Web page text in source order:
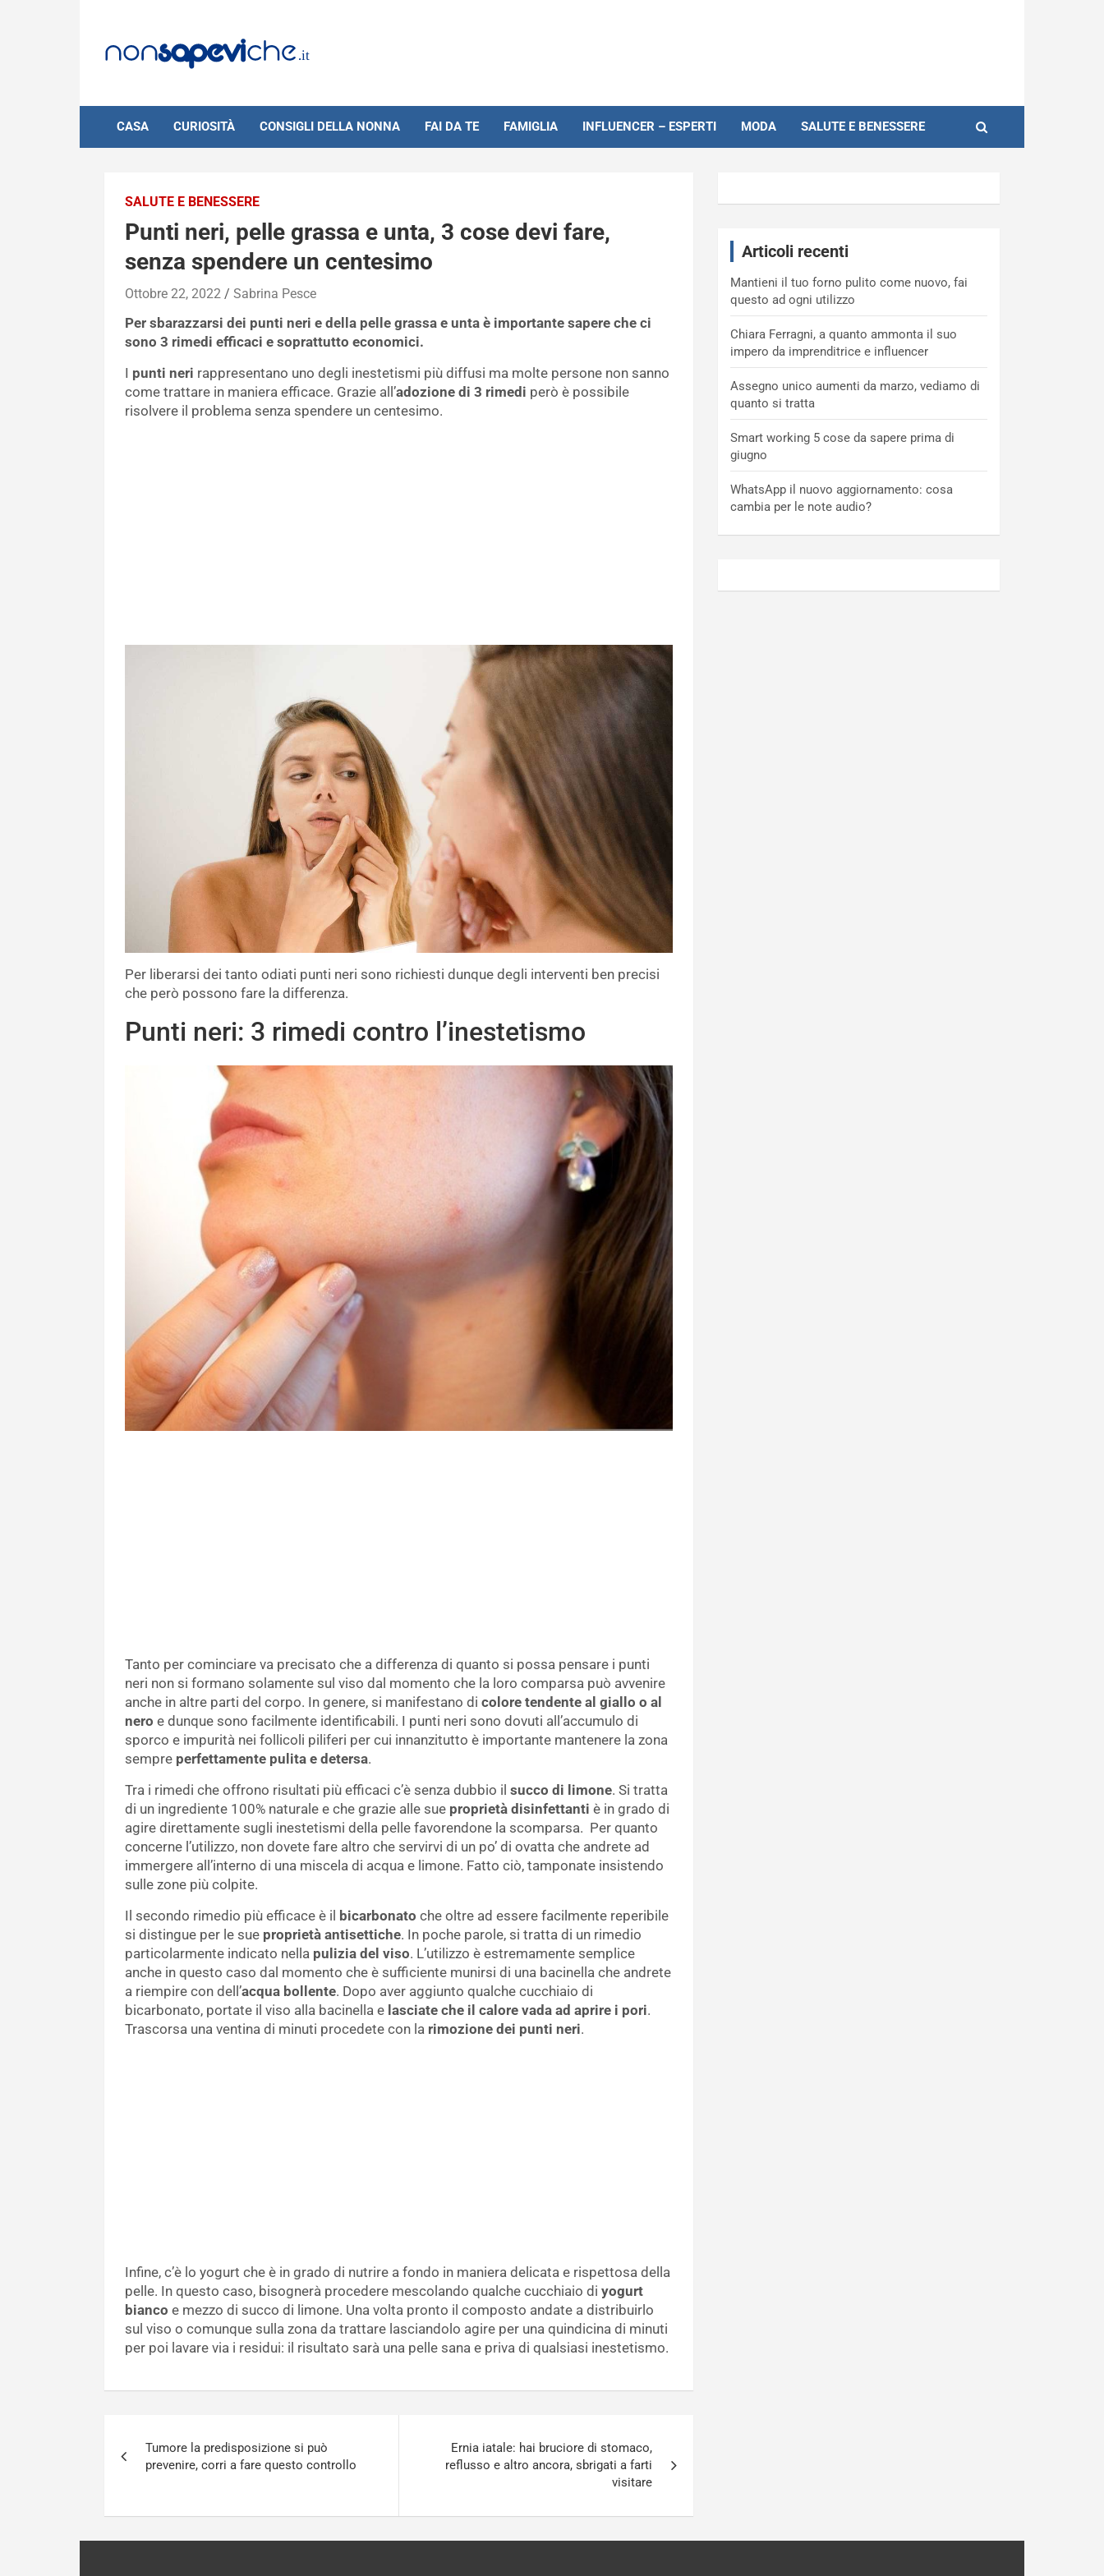
content
CASA CURIOSITÀ CONSIGLI DELLA NONNA FAI DA TE FAMIGLIA INFLUENCER – ESPERTI MODA SALUTE E BENESSERE
SALUTE E BENESSERE
Punti neri, pelle grassa e unta, 3 cose devi fare,
senza spendere un centesimo
Ottobre 22, 2022 Sabrina Pesce
Per sbarazzarsi dei punti neri e della pelle grassa e unta è importante sapere che ci
sono 3 rimedi efficaci e soprattutto economici.
I punti neri rappresentano uno degli inestetismi più diffusi ma molte persone non sanno
come trattare in maniera efficace. Grazie all’adozione di 3 rimedi però è possibile
risolvere il problema senza spendere un centesimo.
Per liberarsi dei tanto odiati punti neri sono richiesti dunque degli interventi ben precisi
che però possono fare la differenza.
Punti neri: 3 rimedi contro l’inestetismo
Tanto per cominciare va precisato che a differenza di quanto si possa pensare i punti
neri non si formano solamente sul viso dal momento che la loro comparsa può avvenire
anche in altre parti del corpo. In genere, si manifestano di colore tendente al giallo o al
nero e dunque sono facilmente identificabili. I punti neri sono dovuti all’accumulo di
sporco e impurità nei follicoli piliferi per cui innanzitutto è importante mantenere la zona
sempre perfettamente pulita e detersa.
Tra i rimedi che offrono risultati più efficaci c’è senza dubbio il succo di limone. Si tratta
di un ingrediente 100% naturale e che grazie alle sue proprietà disinfettanti è in grado di
agire direttamente sugli inestetismi della pelle favorendone la scomparsa. Per quanto
concerne l’utilizzo, non dovete fare altro che servirvi di un po’ di ovatta che andrete ad
immergere all’interno di una miscela di acqua e limone. Fatto ciò, tamponate insistendo
sulle zone più colpite.
Il secondo rimedio più efficace è il bicarbonato che oltre ad essere facilmente reperibile
si distingue per le sue proprietà antisettiche. In poche parole, si tratta di un rimedio
particolarmente indicato nella pulizia del viso. L’utilizzo è estremamente semplice
anche in questo caso dal momento che è sufficiente munirsi di una bacinella che andrete
a riempire con dell’acqua bollente. Dopo aver aggiunto qualche cucchiaio di
bicarbonato, portate il viso alla bacinella e lasciate che il calore vada ad aprire i pori.
Trascorsa una ventina di minuti procedete con la rimozione dei punti neri.
Infine, c’è lo yogurt che è in grado di nutrire a fondo in maniera delicata e rispettosa della
pelle. In questo caso, bisognerà procedere mescolando qualche cucchiaio di yogurt
bianco e mezzo di succo di limone. Una volta pronto il composto andate a distribuirlo
sul viso o comunque sulla zona da trattare lasciandolo agire per una quindicina di minuti
per poi lavare via i residui: il risultato sarà una pelle sana e priva di qualsiasi inestetismo.
articoli
Tumore la predisposizione si può
prevenire, corri a fare questo controllo
Ernia iatale: hai bruciore di stomaco,
reflusso e altro ancora, sbrigati a farti
visitare
Articoli recenti
Mantieni il tuo forno pulito come nuovo, fai
questo ad ogni utilizzo
Chiara Ferragni, a quanto ammonta il suo
impero da imprenditrice e influencer
Assegno unico aumenti da marzo, vediamo di
quanto si tratta
Smart working 5 cose da sapere prima di
giugno
WhatsApp il nuovo aggiornamento: cosa
cambia per le note audio?